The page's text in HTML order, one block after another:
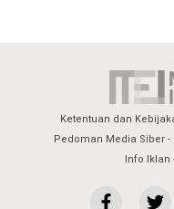
Ketentuan dan
Pedoman Media Siber
Info Iklan